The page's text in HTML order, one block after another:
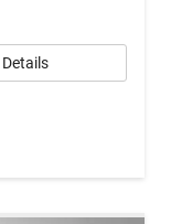
Details